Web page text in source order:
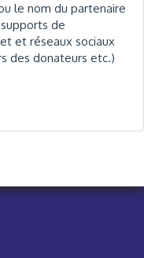
le nom du partenaire
de
et réseaux sociaux
des donateurs etc.)